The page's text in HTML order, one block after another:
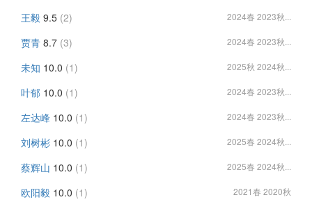
王毅 9.5 (2) 2024春 2023秋...
贾青 8.7 (3) 2024春 2023秋...
未知 10.0 (1) 2025秋 2024秋...
叶郁 10.0 (1) 2024春 2023秋...
左达峰 10.0 (1) 2024春 2023秋...
刘树彬 10.0 (1) 2025春 2024秋...
蔡辉山 10.0 (1) 2025春 2024秋...
欧阳毅 10.0 (1) 2021春 2020秋